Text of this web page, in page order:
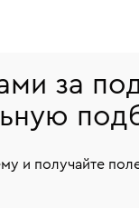
за
и получайте